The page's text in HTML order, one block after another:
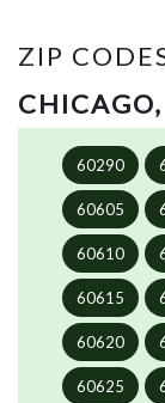
ZIP
60290
60605
60610
60615
60620
60625